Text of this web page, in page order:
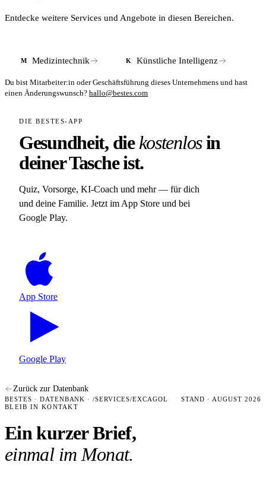
Entdecke weitere Services und Angebote in diesen Bereichen.
M Medizintechnik K Künstliche Intelligenz
Du bist Mitarbeiter:in oder Geschäftsführung dieses Unternehmens und hast
einen Änderungswunsch? hallo@bestes.com
DIE BESTES-APP
Gesundheit, diekostenlosin
deiner Tasche ist.
Quiz, Vorsorge, KI-Coach und mehr — für dich
und deine Familie. Jetzt im App Store und bei
Google Play.
App Store
Google Play
Zurück zur Datenbank
BESTES · DATENBANK · /SERVICES/EXCAGOL
STAND · AUGUST 2026
BLEIB IN KONTAKT
Ein kurzer Brief,
einmal im Monat.